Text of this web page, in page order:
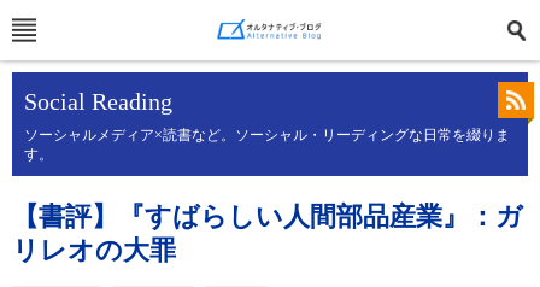
Social Reading
ソーシャルメディア×読書など。ソーシャル・リーディングな日常を綴りま
す。
【書評】『すばらしい人間部品産業』：ガ
リレオの大罪